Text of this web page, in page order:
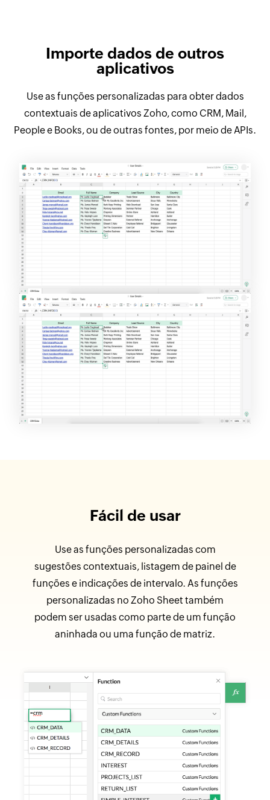
Importe dados de outros
aplicativos
Use as funções personalizadas para obter dados
contextuais de aplicativos Zoho, como CRM, Mail,
People e Books, ou de outras fontes, por meio de APIs.
Fácil de usar
Use as funções personalizadas com
sugestões contextuais, listagem de painel de
funções e indicações de intervalo. As funções
personalizadas no Zoho Sheet também
podem ser usadas como parte de um função
aninhada ou uma função de matriz.